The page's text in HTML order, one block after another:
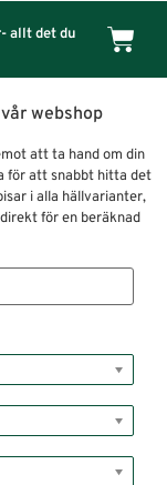
allt det du
webshop
att ta hand om din
för att snabbt hitta det
i alla hällvarianter,
för en beräknad